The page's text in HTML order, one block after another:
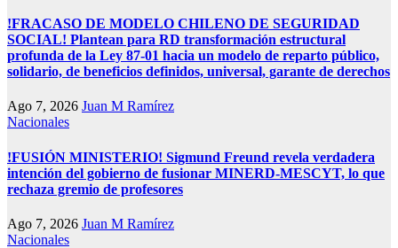
!FRACASO DE MODELO CHILENO DE SEGURIDAD
SOCIAL! Plantean para RD transformación estructural
profunda de la Ley 87-01 hacia un modelo de reparto público,
solidario, de beneficios definidos, universal, garante de derechos
Ago 7, 2026 Juan M Ramírez
Nacionales
!FUSIÓN MINISTERIO! Sigmund Freund revela verdadera
intención del gobierno de fusionar MINERD-MESCYT, lo que
rechaza gremio de profesores
Ago 7, 2026 Juan M Ramírez
Nacionales